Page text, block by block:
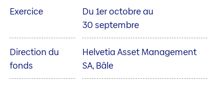
Exercice
Du 1er octobre au
30 septembre
Direction du
fonds
Helvetia Asset Management
SA, Bâle